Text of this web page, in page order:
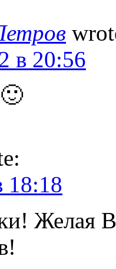
в 20:56
18:18
Желая